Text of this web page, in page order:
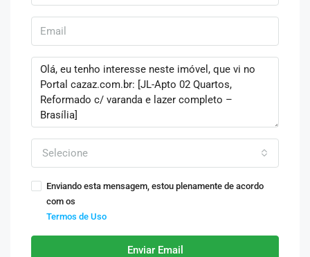
Selecione
Enviando esta mensagem, estou plenamente de acordo
com os
Termos de Uso
Enviar Email